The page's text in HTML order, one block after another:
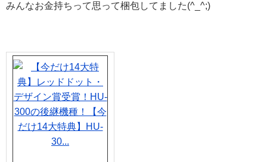
みんなお金持ちって思って梱包してました(^_^;)